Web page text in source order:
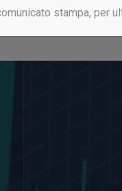
Non sei
stampa, per